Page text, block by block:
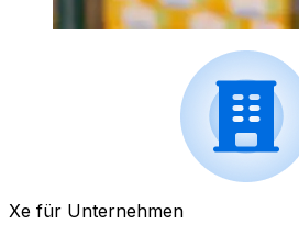
Xe für Unternehmen